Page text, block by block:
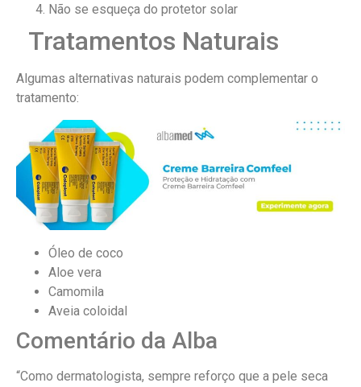
Não se esqueça do protetor solar
Tratamentos Naturais
Algumas alternativas naturais podem complementar o
tratamento:
Óleo de coco
Aloe vera
Camomila
Aveia coloidal
Comentário da Alba
“Como dermatologista, sempre reforço que a pele seca